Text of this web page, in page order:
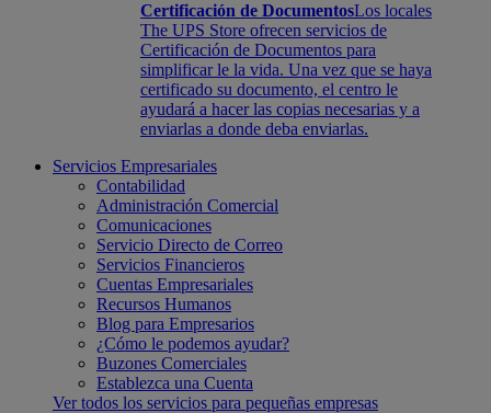
Certificación de DocumentosLos locales
The UPS Store ofrecen servicios de
Certificación de Documentos para
simplificar le la vida. Una vez que se haya
certificado su documento, el centro le
ayudará a hacer las copias necesarias y a
enviarlas a donde deba enviarlas.
Servicios Empresariales
Contabilidad
Administración Comercial
Comunicaciones
Servicio Directo de Correo
Servicios Financieros
Cuentas Empresariales
Recursos Humanos
Blog para Empresarios
¿Cómo le podemos ayudar?
Buzones Comerciales
Establezca una Cuenta
Ver todos los servicios para pequeñas empresas